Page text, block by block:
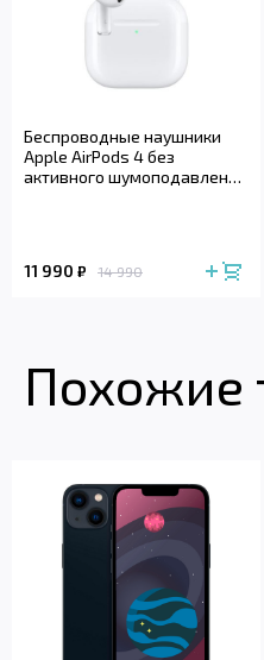
Беспроводные наушники
Apple AirPods 4 без
активного шумоподавления
11 990 ₽ 14 990
Похожие